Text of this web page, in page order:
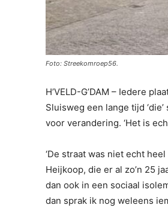
Foto: Streekomroep56.
H’VELD-G’DAM – Iedere
Sluisweg een lange tijd
voor verandering. ‘Het is
‘De straat was niet echt
Heijkoop, die er al zo’n 25
dan ook in een sociaal
dan sprak ik nog weleens